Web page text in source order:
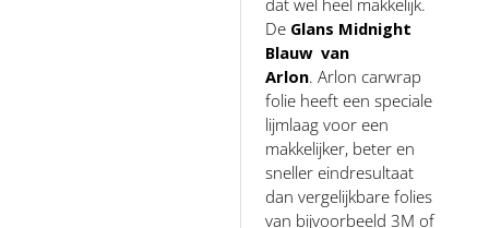
De Glans Midnight
Blauw van
Arlon. Arlon carwrap
folie heeft een speciale
lijmlaag voor een
makkelijker, beter en
sneller eindresultaat
dan vergelijkbare folies
van bijvoorbeeld 3M of